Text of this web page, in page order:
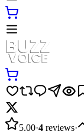
5.00·4 reviews·